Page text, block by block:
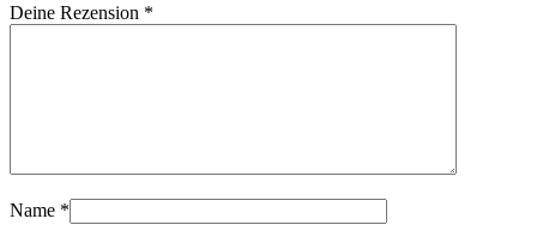
Deine Rezension *
Name *